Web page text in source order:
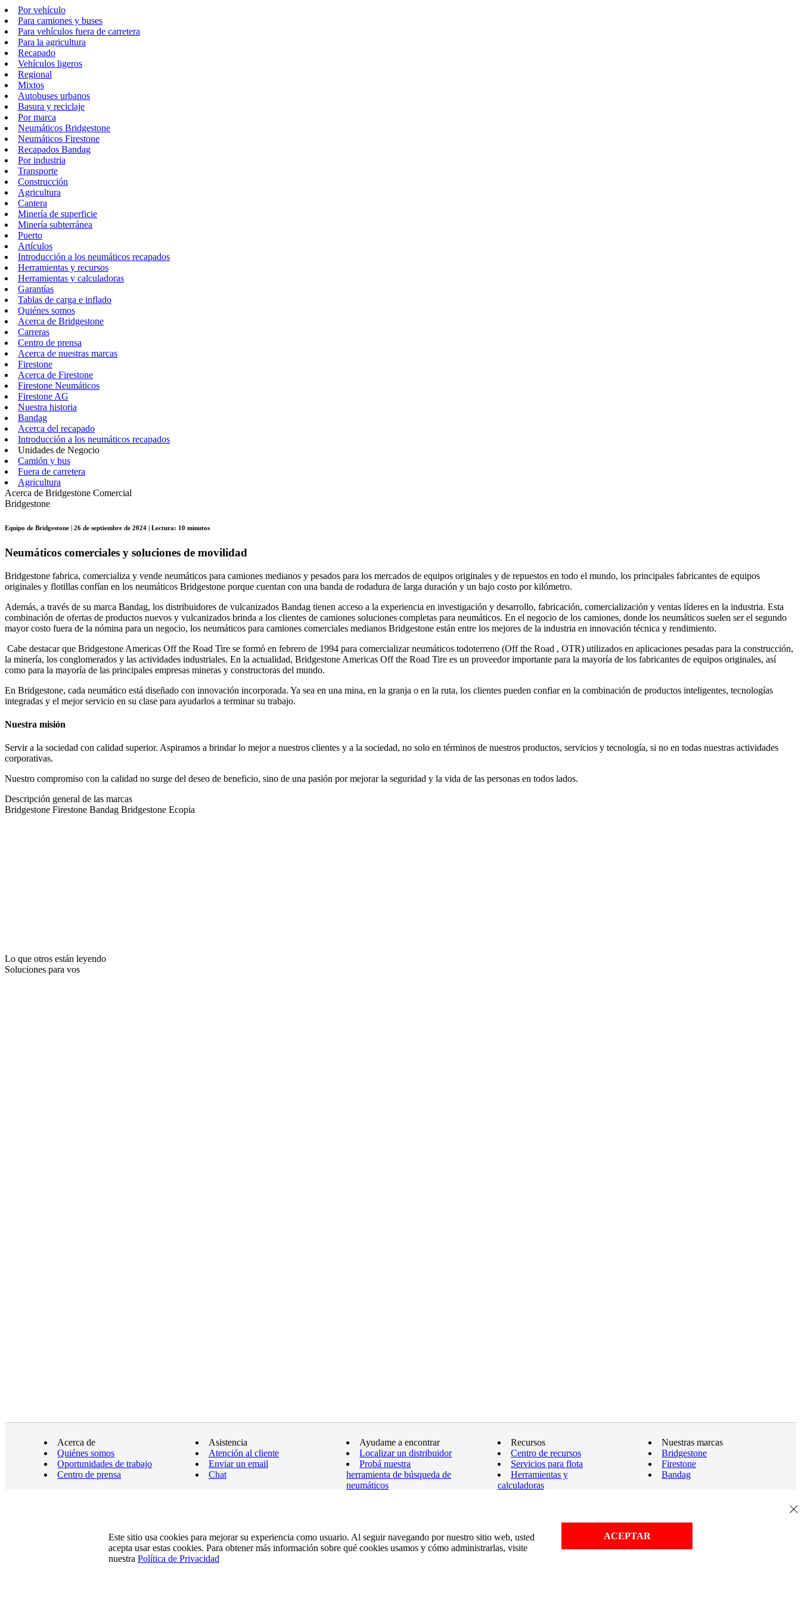
Por vehículo
Para camiones y buses
Para vehículos fuera de carretera
Para la agricultura
Recapado
Vehículos ligeros
Regional
Mixtos
Autobuses urbanos
Basura y reciclaje
Por marca
Neumáticos Bridgestone
Neumáticos Firestone
Recapados Bandag
Por industria
Transporte
Construcción
Agricultura
Cantera
Minería de superficie
Minería subterránea
Puerto
Artículos
Introducción a los neumáticos recapados
Herramientas y recursos
Herramientas y calculadoras
Garantías
Tablas de carga e inflado
Quiénes somos
Acerca de Bridgestone
Carreras
Centro de prensa
Acerca de nuestras marcas
Firestone
Acerca de Firestone
Firestone Neumáticos
Firestone AG
Nuestra historia
Bandag
Acerca del recapado
Introducción a los neumáticos recapados
Unidades de Negocio
Camión y bus
Fuera de carretera
Agricultura
Acerca de Bridgestone Comercial
Bridgestone
Equipo de Bridgestone | 26 de septiembre de 2024 | Lectura: 10 minutos
Neumáticos comerciales y soluciones de movilidad
Bridgestone fabrica, comercializa y vende neumáticos para camiones medianos y pesados para los mercados de equipos originales y de repuestos en todo el mundo, los principales fabricantes de equipos
originales y flotillas confían en los neumáticos Bridgestone porque cuentan con una banda de rodadura de larga duración y un bajo costo por kilómetro.
Además, a través de su marca Bandag, los distribuidores de vulcanizados Bandag tienen acceso a la experiencia en investigación y desarrollo, fabricación, comercialización y ventas líderes en la industria. Esta
combinación de ofertas de productos nuevos y vulcanizados brinda a los clientes de camiones soluciones completas para neumáticos. En el negocio de los camiones, donde los neumáticos suelen ser el segundo
mayor costo fuera de la nómina para un negocio, los neumáticos para camiones comerciales medianos Bridgestone están entre los mejores de la industria en innovación técnica y rendimiento.
Cabe destacar que Bridgestone Americas Off the Road Tire se formó en febrero de 1994 para comercializar neumáticos todoterreno (Off the Road , OTR) utilizados en aplicaciones pesadas para la construcción,
la minería, los conglomerados y las actividades industriales. En la actualidad, Bridgestone Americas Off the Road Tire es un proveedor importante para la mayoría de los fabricantes de equipos originales, así
como para la mayoría de las principales empresas mineras y constructoras del mundo.
En Bridgestone, cada neumático está diseñado con innovación incorporada. Ya sea en una mina, en la granja o en la ruta, los clientes pueden confiar en la combinación de productos inteligentes, tecnologías
integradas y el mejor servicio en su clase para ayudarlos a terminar su trabajo.
Nuestra misión
Servir a la sociedad con calidad superior. Aspiramos a brindar lo mejor a nuestros clientes y a la sociedad, no solo en términos de nuestros productos, servicios y tecnología, si no en todas nuestras actividades
corporativas.
Nuestro compromiso con la calidad no surge del deseo de beneficio, sino de una pasión por mejorar la seguridad y la vida de las personas en todos lados.
Descripción general de las marcas
Bridgestone Firestone Bandag Bridgestone Ecopia
Lo que otros están leyendo
Soluciones para vos
Acerca de
Quiénes somos
Oportunidades de trabajo
Centro de prensa
Asistencia
Atención al cliente
Enviar un email
Chat
Ayudame a encontrar
Localizar un distribuidor
Probá nuestra
herramienta de búsqueda de
neumáticos
Recursos
Centro de recursos
Servicios para flota
Herramientas y
calculadoras
Nuestras marcas
Bridgestone
Firestone
Bandag
Este sitio usa cookies para mejorar su experiencia como usuario. Al seguir navegando por nuestro sitio web, usted
acepta usar estas cookies. Para obtener más información sobre qué cookies usamos y cómo administrarlas, visite
nuestra Política de Privacidad
ACEPTAR